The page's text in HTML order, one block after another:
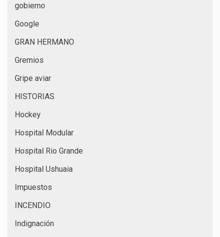
gobierno
Google
GRAN HERMANO
Gremios
Gripe aviar
HISTORIAS
Hockey
Hospital Modular
Hospital Rio Grande
Hospital Ushuaia
Impuestos
INCENDIO
Indignación